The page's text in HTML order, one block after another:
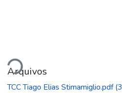
Arquivos
TCC Tiago Elias Stimamiglio.pdf